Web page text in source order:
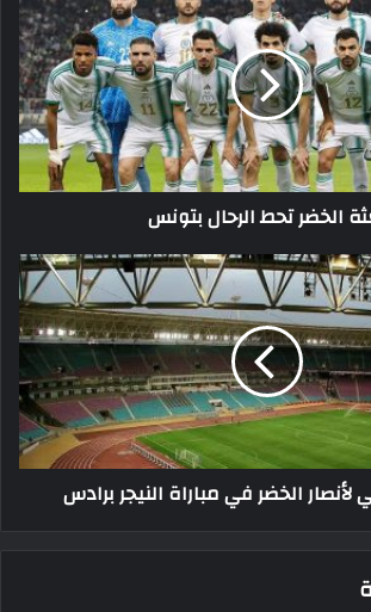
الخضر تحط الرحال بتونس
لأنصار الخضر في مباراة النيجر برادس